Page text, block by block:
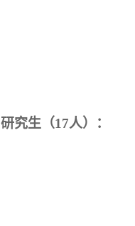
研究生（17人）：